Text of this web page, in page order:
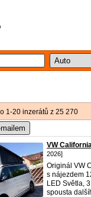
1-20 inzerátů z 25 270
VW
2026]
Originál VW
s nájezdem
LED Světla,
spousta